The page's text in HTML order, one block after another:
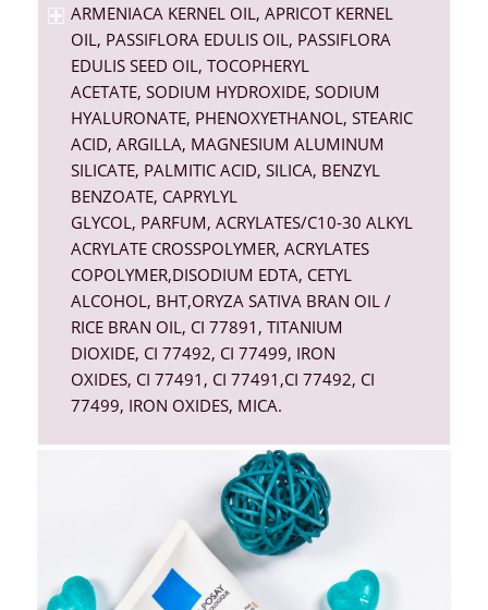
ARMENIACAKERNEL OIL, APRICOT KERNEL
OIL, PASSIFLORA EDULIS OIL, PASSIFLORA
EDULIS SEED OIL, TOCOPHERYL
ACETATE, SODIUM HYDROXIDE, SODIUM
HYALURONATE, PHENOXYETHANOL, STEARIC
ACID, ARGILLA, MAGNESIUM ALUMINUM
SILICATE, PALMITIC ACID, SILICA, BENZYL
BENZOATE, CAPRYLYL
GLYCOL, PARFUM, ACRYLATES/C10-30 ALKYL
ACRYLATE CROSSPOLYMER, ACRYLATES
COPOLYMER,DISODIUM EDTA, CETYL
ALCOHOL, BHT,ORYZA SATIVABRAN OIL /
RICE BRAN OIL, CI 77891 , TITANIUM
DIOXIDE, CI 77492, CI 77499, IRON
OXIDES, CI 77491 , CI 77491 ,CI 77492, CI
77499, IRON OXIDES, MICA.